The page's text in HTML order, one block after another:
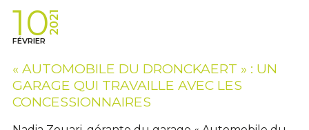
10
FÉVRIER
2021
« AUTOMOBILE DU DRONCKAERT » : UN
GARAGE QUI TRAVAILLE AVEC LES
CONCESSIONNAIRES